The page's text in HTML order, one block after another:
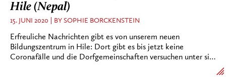
Hile (Nepal)
15. JUNI 2020 BY SOPHIE BORCKENSTEIN
Erfreuliche Nachrichten gibt es von unserem neuen
Bildungszentrum in Hile: Dort gibt es bis jetzt keine
Coronafälle und die Dorfgemeinschaften versuchen unter si…